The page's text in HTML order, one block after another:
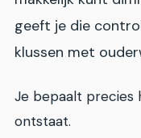
geeft je die
klussen met
Je bepaalt precies
ontstaat.